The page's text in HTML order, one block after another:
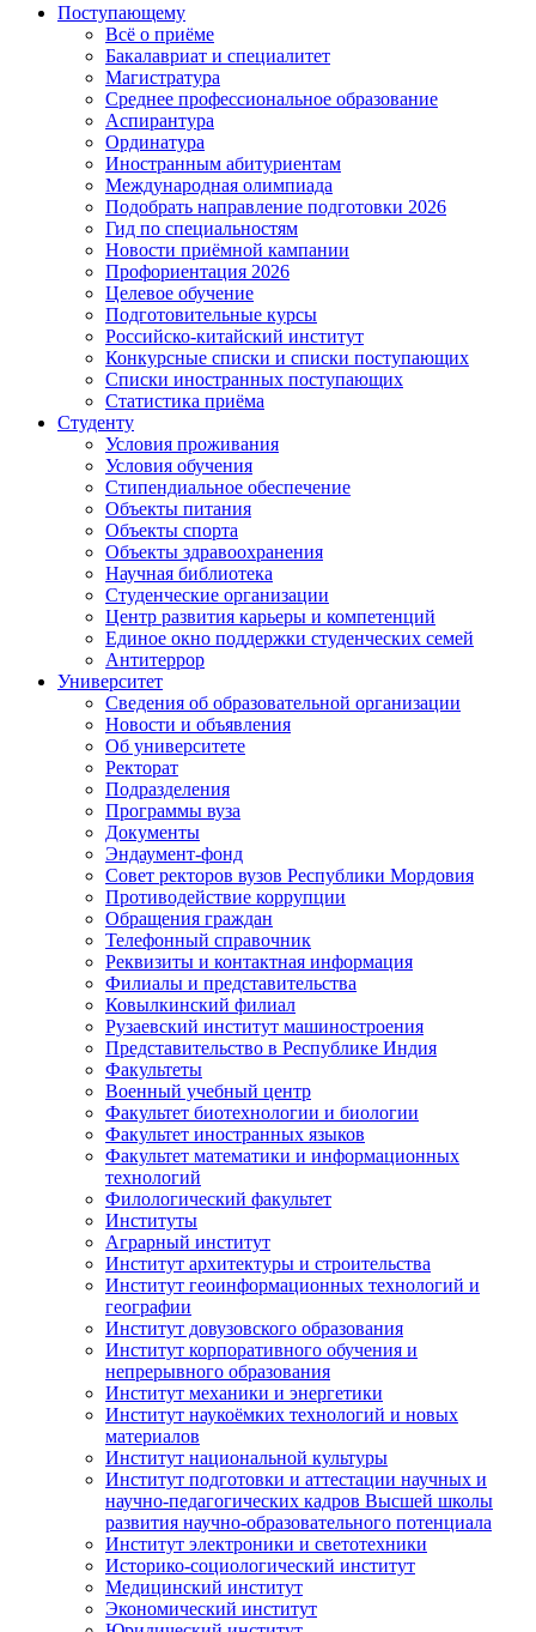
Поступающему
Всё о приёме
Бакалавриат и специалитет
Магистратура
Среднее профессиональное образование
Аспирантура
Ординатура
Иностранным абитуриентам
Международная олимпиада
Подобрать направление подготовки 2026
Гид по специальностям
Новости приёмной кампании
Профориентация 2026
Целевое обучение
Подготовительные курсы
Российско-китайский институт
Конкурсные списки и списки поступающих
Списки иностранных поступающих
Статистика приёма
Студенту
Условия проживания
Условия обучения
Стипендиальное обеспечение
Объекты питания
Объекты спорта
Объекты здравоохранения
Научная библиотека
Студенческие организации
Центр развития карьеры и компетенций
Единое окно поддержки студенческих семей
Антитеррор
Университет
Сведения об образовательной организации
Новости и объявления
Об университете
Ректорат
Подразделения
Программы вуза
Документы
Эндаумент-фонд
Совет ректоров вузов Республики Мордовия
Противодействие коррупции
Обращения граждан
Телефонный справочник
Реквизиты и контактная информация
Филиалы и представительства
Ковылкинский филиал
Рузаевский институт машиностроения
Представительство в Республике Индия
Факультеты
Военный учебный центр
Факультет биотехнологии и биологии
Факультет иностранных языков
Факультет математики и информационных
технологий
Филологический факультет
Институты
Аграрный институт
Институт архитектуры и строительства
Институт геоинформационных технологий и
географии
Институт довузовского образования
Институт корпоративного обучения и
непрерывного образования
Институт механики и энергетики
Институт наукоёмких технологий и новых
материалов
Институт национальной культуры
Институт подготовки и аттестации научных и
научно-педагогических кадров Высшей школы
развития научно-образовательного потенциала
Институт электроники и светотехники
Историко-социологический институт
Медицинский институт
Экономический институт